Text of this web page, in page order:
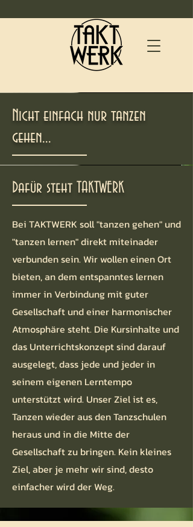
Nicht einfach nur tanzen
gehen...
Dafür steht TAKTWERK
Bei TAKTWERK soll "tanzen gehen" und
"tanzen lernen" direkt miteinader
verbunden sein. Wir wollen einen Ort
bieten, an dem entspanntes lernen
immer in Verbindung mit guter
Gesellschaft und einer harmonischer
Atmosphäre steht. Die Kursinhalte und
das Unterrichtskonzept sind darauf
ausgelegt, dass jede und jeder in
seinem eigenen Lerntempo
unterstützt wird. Unser Ziel ist es,
Tanzen wieder aus den Tanzschulen
heraus und in die Mitte der
Gesellschaft zu bringen. Kein kleines
Ziel, aber je mehr wir sind, desto
einfacher wird der Weg.